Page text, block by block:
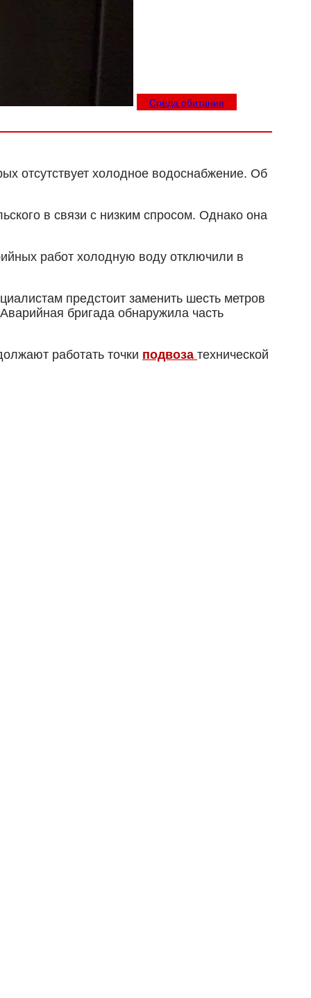
Среда обитания
отсутствует холодное водоснабжение. Об
в связи с низким спросом. Однако она
работ холодную воду отключили в
предстоит заменить шесть метров
бригада обнаружила часть
работать точки подвоза технической